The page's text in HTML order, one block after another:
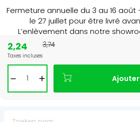
Fermeture annuelle du 3 au 16
le 27 juillet pour être livré
L’enlèvement dans notre
2,24
Taxes incluses
3,74